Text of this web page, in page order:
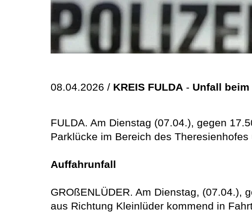
08.04.2026 / KREIS FULDA - Unfall
FULDA. Am Dienstag (07.04.), gegen
Parklücke im Bereich des
Auffahrunfall
GROßENLÜDER. Am Dienstag, (07.04.),
aus Richtung Kleinlüder kommend in